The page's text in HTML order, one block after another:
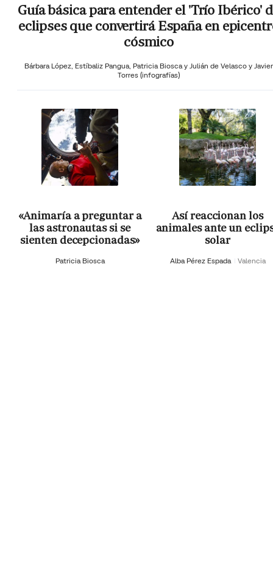
Guía básica para entender el 'Trío Ibérico'
eclipses que convertirá España en
cósmico
Bárbara López, Estíbaliz Pangua, Patricia Biosca y Julián de Velasco y Javier
Torres (infografías)
«Animaría a preguntar a
las astronautas si se
sienten decepcionadas»
Patricia Biosca
Así reaccionan los
animales ante un
solar
Alba Pérez Espada Valencia